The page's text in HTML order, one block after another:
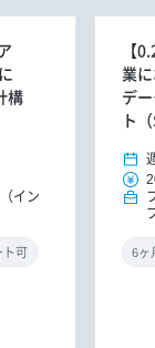
構
イン
ト可
【
業
デ
ト